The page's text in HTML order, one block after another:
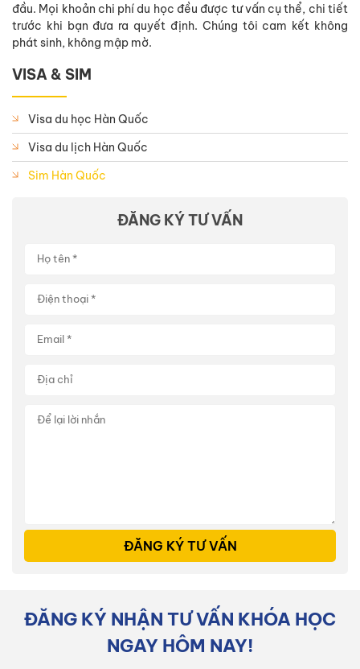
đầu. Mọi khoản chi phí du học đều được tư vấn cụ thể, chi tiết
trước khi bạn đưa ra quyết định. Chúng tôi cam kết không
phát sinh, không mập mờ.
VISA & SIM
Visa du học Hàn Quốc
Visa du lịch Hàn Quốc
Sim Hàn Quốc
ĐĂNG KÝ TƯ VẤN
ĐĂNG KÝ TƯ VẤN
ĐĂNG KÝ NHẬN TƯ VẤN KHÓA HỌC
NGAY HÔM NAY!